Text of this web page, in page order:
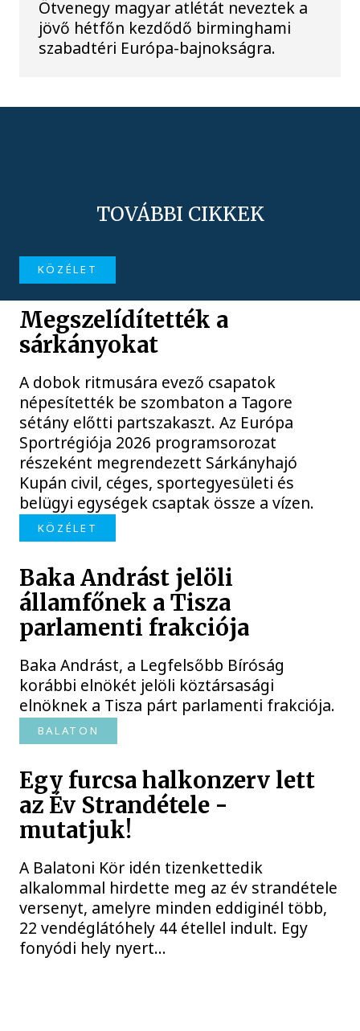
Ötvenegy magyar atlétát neveztek a
jövő hétfőn kezdődő birminghami
szabadtéri Európa-bajnokságra.
TOVÁBBI CIKKEK
KÖZÉLET
Megszelídítették a
sárkányokat
A dobok ritmusára evező csapatok
népesítették be szombaton a Tagore
sétány előtti partszakaszt. Az Európa
Sportrégiója 2026 programsorozat
részeként megrendezett Sárkányhajó
Kupán civil, céges, sportegyesületi és
belügyi egységek csaptak össze a vízen.
KÖZÉLET
Baka Andrást jelöli
államfőnek a Tisza
parlamenti frakciója
Baka Andrást, a Legfelsőbb Bíróság
korábbi elnökét jelöli köztársasági
elnöknek a Tisza párt parlamenti frakciója.
BALATON
Egy furcsa halkonzerv lett
az Év Strandétele -
mutatjuk!
A Balatoni Kör idén tizenkettedik
alkalommal hirdette meg az év strandétele
versenyt, amelyre minden eddiginél több,
22 vendéglátóhely 44 étellel indult. Egy
fonyódi hely nyert...